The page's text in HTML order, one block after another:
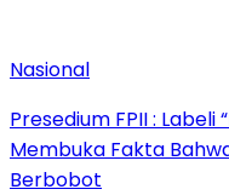
Nasional
Presedium FPII : Labeli
Membuka Fakta
Berbobot